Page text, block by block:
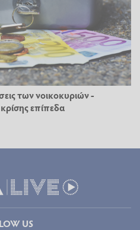
των νοικοκυριών -
επίπεδα
US